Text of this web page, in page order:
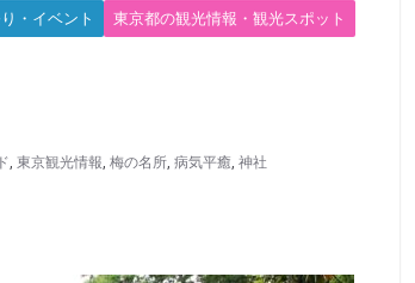
・イベント 東京都の観光情報・観光スポット
, 東京観光情報, 梅の名所, 病気平癒, 神社